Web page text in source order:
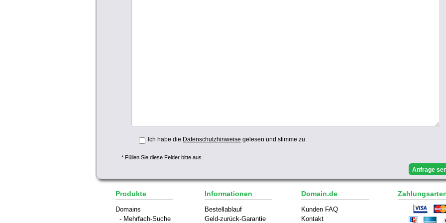
Ich habe die Datenschutzhinweise gelesen und stimme zu.
* Füllen Sie diese Felder bitte aus.
Produkte
Domains
- Mehrfach-Suche
Informationen
Bestellablauf
Geld-zurück-Garantie
Domain.de
Kunden FAQ
Kontakt